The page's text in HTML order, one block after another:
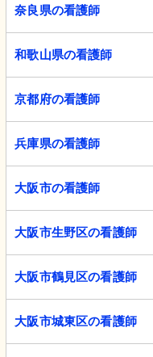
奈良県の看護師
和歌山県の看護師
京都府の看護師
兵庫県の看護師
大阪市の看護師
大阪市生野区の看護師
大阪市鶴見区の看護師
大阪市城東区の看護師